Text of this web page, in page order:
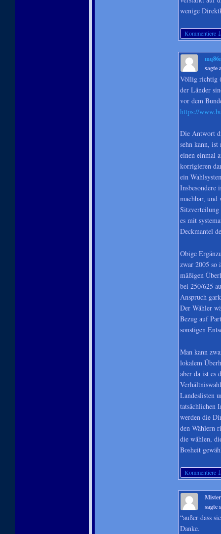
wenige
Kommentiere ↓
sagte
Völlig richtig
der Länder
vor dem
https://
Die Antwort
sehn kann,
einen einmal
korrigieren
ein
Insbesondere
machbar, und
Sitzverteilung
es mit
Deckmantel
Obige
zwar 2005 so
mäßigen
bei 250/625
Anspruch
Der Wähler
Bezug auf
sonstigen
Man kann
lokalem
aber da ist es
Landeslisten
tatsächlichen
werden die
den Wählern
die wählen,
Bosheit
Kommentiere ↓
sagte
“außer dass
Danke.